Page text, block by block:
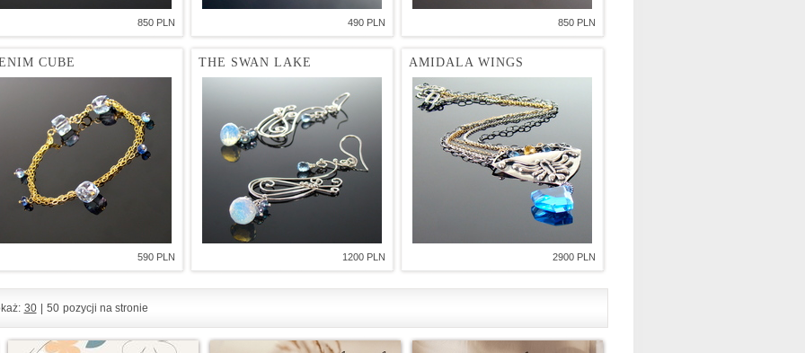
850 PLN 490 PLN 850 PLN
CUBE
590 PLN
THE SWAN LAKE
1200 PLN
AMIDALA WINGS
2900 PLN
30 50 pozycji na stronie